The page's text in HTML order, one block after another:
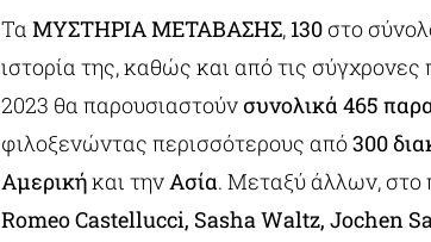
Τα ΜΥΣΤΗΡΙΑ ΜΕΤΑΒΑΣΗΣ, 130 στο
ιστορία της, καθώς και από τις
2023 θα παρουσιαστούν συνολικά 465
φιλοξενώντας περισσότερους από300
Αμερικήκαι τηνΑσία. Μεταξύ άλλων, στο
Romeo Castellucci, Sasha Waltz, Jochen